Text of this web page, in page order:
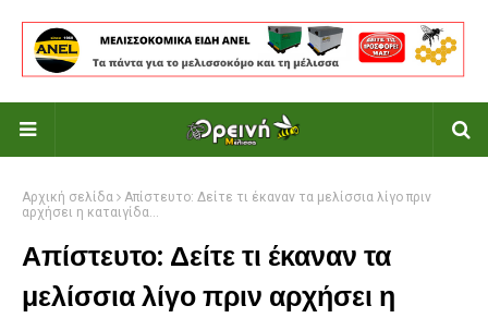
Αρχική σελίδα
Απίστευτο: Δείτε τι έκαναν τα μελίσσια λίγο πριν
αρχήσει η καταιγίδα...
Απίστευτο: Δείτε τι έκαναν τα
μελίσσια λίγο πριν αρχήσει η